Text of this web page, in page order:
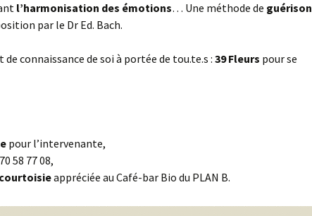
l’harmonisation des émotions… Une méthode de guérison
par le Dr Ed. Bach.
connaissance de soi à portée de tou.te.s : 39 Fleurs pour se
pour l’intervenante,
58 77 08,
appréciée au Café-bar Bio du PLAN B.